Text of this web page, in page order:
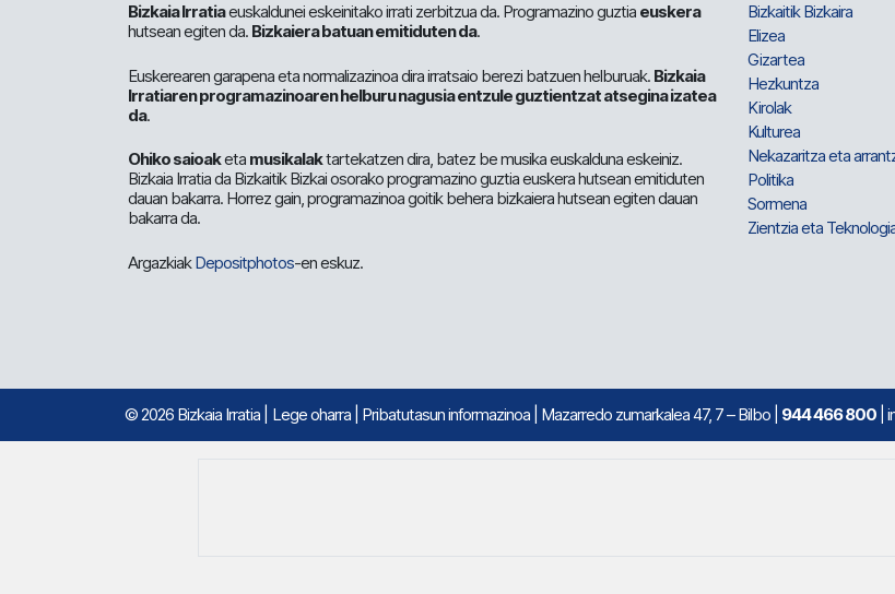
Bizkaia Irratiaeuskaldunei eskeinitako irrati zerbitzua da. Programazino guztia euskera
hutsean egiten da. Bizkaiera batuan emitiduten da.
Euskerearen garapena eta normalizazinoa dira irratsaio berezi batzuen helburuak. Bizkaia
Irratiaren programazinoaren helburu nagusia entzule guztientzat atsegina izatea
da.
Ohiko saioaketa musikalaktartekatzen dira, batez be musika euskalduna eskeiniz.
Bizkaia Irratia da Bizkaitik Bizkai osorako programazino guztia euskera hutsean emitiduten
dauan bakarra. Horrez gain, programazinoa goitik behera bizkaiera hutsean egiten dauan
bakarra da.
ArgazkiakDepositphotos-en eskuz.
Bizkaitik Bizkaira
Elizea
Gizartea
Hezkuntza
Kirolak
Kulturea
Nekazaritza eta
Politika
Sormena
Zientzia eta
© 2026 Bizkaia Irratia Lege oharra Pribatutasun informazinoa | Mazarredo zumarkalea 47, 7 – Bilbo | 944 466 800 |